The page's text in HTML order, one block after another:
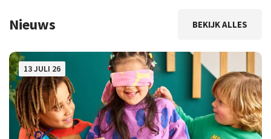
Nieuws BEKIJK ALLES
13 JULI 26